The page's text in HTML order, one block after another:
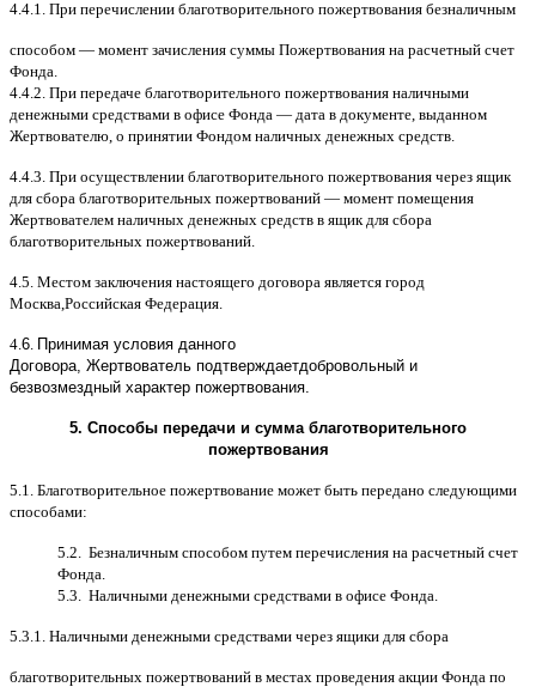
4.4.1. При перечислении благотворительного пожертвования безналичным
способом — момент зачисления суммы Пожертвования на расчетный счет
Фонда
4.4.2. При передаче благотворительного пожертвования наличными
денежными средствами в офисе Фонда — дата в документе выданном
Жертвователю o принятии Фондом наличных денежных средств
4.4.3. При осуществлении благотворительного пожертвования через ящик
для сбора благотворительных пожертвований — момент помещения
Жертвователем наличных денежных средств в ящик для сбора
благотворительных пожертвований
4.5. Местом заключения настоящего договора является город
Москва Российская Федерация
4. 6 Принимая условия данного
Договора, Жертвователь подтверждаетдобровольный и
безвозмездный характер пожертвования
5. Способы передачи и сумма благотворительного
пожертвования
5.1. Благотворительное пожертвование может быть передано следующими
способами:
5.2. Безналичным способом путем перечисления на расчетный счет
Фонда
5.3. Наличными денежными средствами в офисе Фонда
5.3.1. Наличными денежными средствами через ящики для сбора
благотворительных пожертвований в местах проведения акции Фонда по